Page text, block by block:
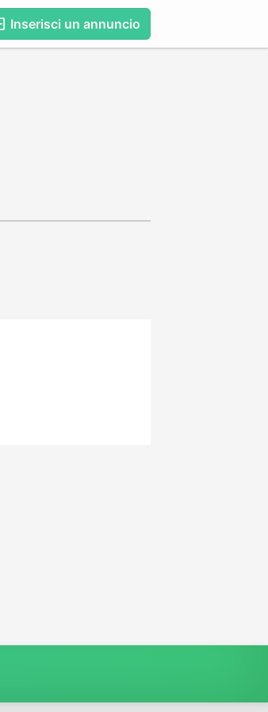
Inserisci un annuncio